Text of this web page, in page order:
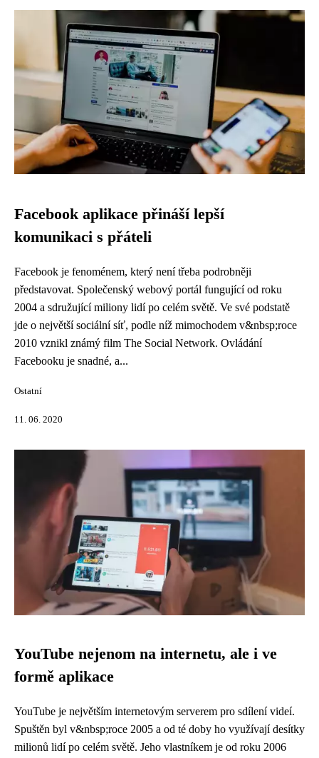
Facebook aplikace přináší lepší
komunikaci s přáteli
Facebook je fenoménem, který není třeba podrobněji
představovat. Společenský webový portál fungující od roku
2004 a sdružující miliony lidí po celém světě. Ve své podstatě
jde o největší sociální síť, podle níž mimochodem v&nbsp;roce
2010 vznikl známý film The Social Network. Ovládání
Facebooku je snadné, a...
Ostatní
11. 06. 2020
YouTube nejenom na internetu, ale i ve
formě aplikace
YouTube je největším internetovým serverem pro sdílení videí.
Spuštěn byl v&nbsp;roce 2005 a od té doby ho využívají desítky
milionů lidí po celém světě. Jeho vlastníkem je od roku 2006